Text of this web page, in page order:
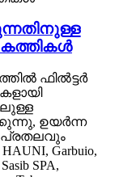
ഫിൽട്ടർ
ഉയർന്ന
Garbuio,
SPA,